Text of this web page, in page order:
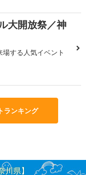
大開放祭／神
する人気イベント
ランキング
県】